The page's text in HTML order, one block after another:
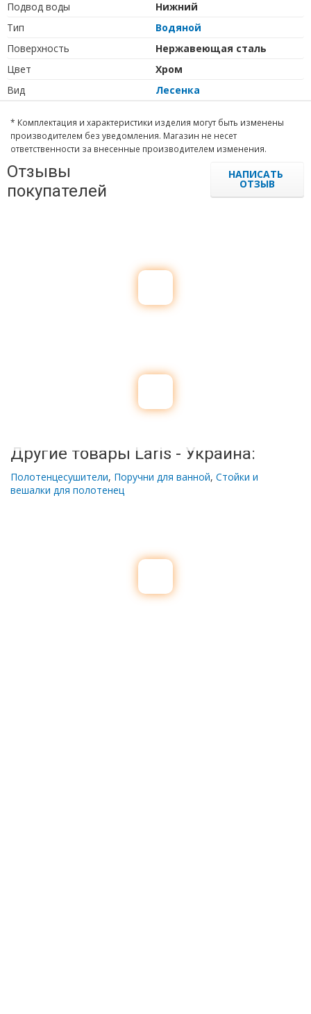
Подвод воды
Нижний
Тип
Водяной
Поверхность
Нержавеющая сталь
Цвет
Хром
Вид
Лесенка
* Комплектация и характеристики изделия могут быть изменены
производителем без уведомления. Магазин не несет
ответственности за внесенные производителем изменения.
Отзывы
покупателей
НАПИСАТЬ
ОТЗЫВ
Другие товары Laris - Украина:
Полотенцесушители, Поручни для ванной, Стойки и
вешалки для полотенец